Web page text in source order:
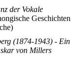
der Vokale
Geschichten
(1874-1943) - Ein
von Millers